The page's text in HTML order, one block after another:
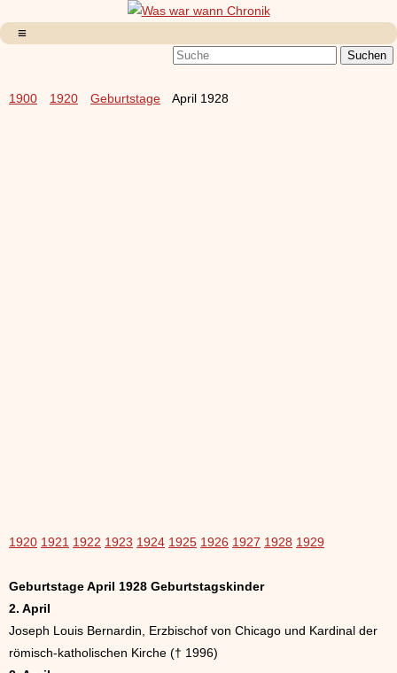
1900 1920 Geburtstage April 1928
1920 1921 1922 1923 1924 1925 1926 1927 1928 1929
Geburtstage April 1928 Geburtstagskinder
2. April
Joseph Louis Bernardin, Erzbischof von Chicago und Kardinal der
römisch-katholischen Kirche († 1996)